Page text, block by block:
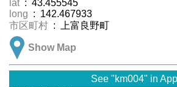
lat : 43.455545
long : 142.467933
市区町村 : 上富良野町
Show Map
See "km004" in